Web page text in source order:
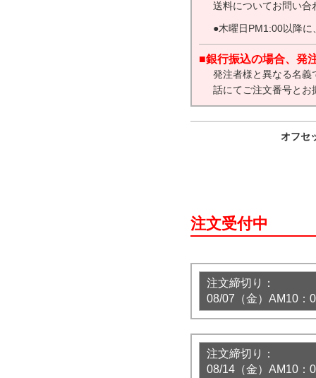
送料についてお問い合
●木曜日PM1:00以降
■銀行振込の場合、発
発注者様と異なる名義
話にてご注文番号とお
オフセ
注文受付中
注文締切り：
08/07（金）AM10：
注文締切り：
08/14（金）AM10：